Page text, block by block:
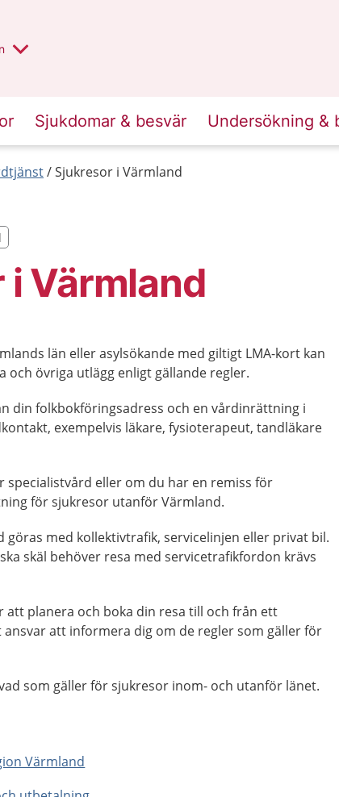
region
Sjukdomar & besvär Undersökning &
Sjukresor i Värmland
i Värmland
län eller asylsökande med giltigt LMA-kort kan
och övriga utlägg enligt gällande regler.
din folkbokföringsadress och en vårdinrättning i
exempelvis läkare, fysioterapeut, tandläkare
specialistvård eller om du har en remiss för
för sjukresor utanför Värmland.
göras med kollektivtrafik, servicelinjen eller privat bil.
skäl behöver resa med servicetrafikfordon krävs
att planera och boka din resa till och från ett
ansvar att informera dig om de regler som gäller för
som gäller för sjukresor inom- och utanför länet.
Värmland